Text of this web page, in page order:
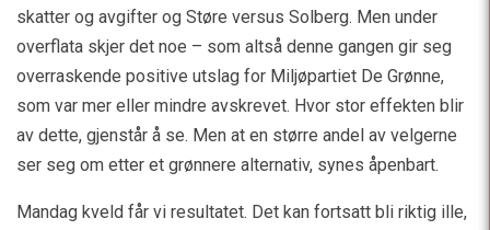
skatter og avgifter og Støre versus Solberg. Men under
overflata skjer det noe – som altså denne gangen gir seg
overraskende positive utslag for Miljøpartiet De Grønne,
som var mer eller mindre avskrevet. Hvor stor effekten blir
av dette, gjenstår å se. Men at en større andel av velgerne
ser seg om etter et grønnere alternativ, synes åpenbart.
Mandag kveld får vi resultatet. Det kan fortsatt bli riktig ille,